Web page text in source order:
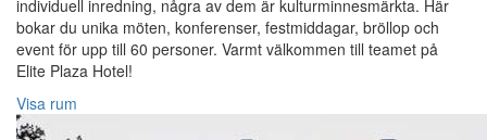
individuell inredning, några av dem är kulturminnesmärkta. Här
bokar du unika möten, konferenser, festmiddagar, bröllop och
event för upp till 60 personer. Varmt välkommen till teamet på
Elite Plaza Hotel!‎
Visa rum